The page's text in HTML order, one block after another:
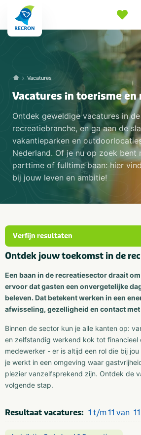
Vacatures
Vacatures in toerisme en
Ontdek geweldige vacatures in
recreatiebranche, en ga aan de
vakantieparken en
Nederland. Of je nu op zoek bent
parttime of fulltime baan: hier
bij jouw leven en ambitie!
Verfijn resultaten
Ontdek jouw toekomst in de
Een baan in de recreatiesector draait
ervoor dat gasten een onvergetelijke
beleven. Dat betekent werken in een
afwisseling, gezelligheid en contact met
Binnen de sector kun je alle kanten op:
en zelfstandig werkend kok tot financieel
medewerker - er is altijd een rol die bij
je werkt in een omgeving waar
plezier vanzelfsprekend zijn. Ontdek de
volgende stap.
Resultaat vacatures: 1 t/m 11 van 11